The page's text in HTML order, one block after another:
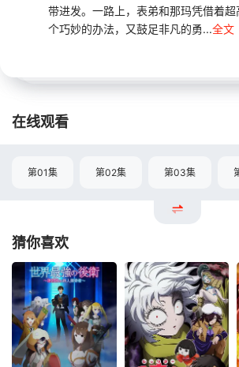
带进发。一路上，表弟和那玛凭借着
个巧妙的办法，又鼓足非凡的勇...全文
在线观看
第01集 第02集 第03集
猜你喜欢